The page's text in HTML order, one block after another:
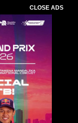
CLOSE ADS